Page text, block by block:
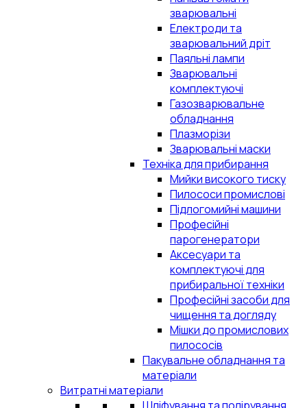
зварювальні
Електроди та
зварювальний дріт
Паяльні лампи
Зварювальні
комплектуючі
Газозварювальне
обладнання
Плазморізи
Зварювальні маски
Техніка для прибирання
Мийки високого тиску
Пилососи промислові
Підлогомийні машини
Професійні
парогенератори
Аксесуари та
комплектуючі для
прибиральної техніки
Професійні засоби для
чищення та догляду
Мішки до промислових
пилососів
Пакувальне обладнання та
матеріали
Витратні матеріали